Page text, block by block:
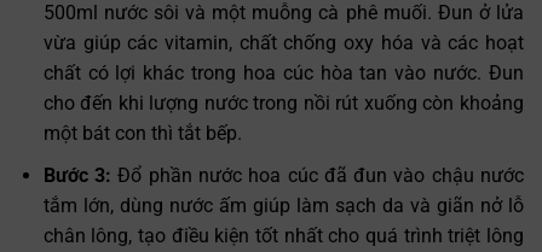
500ml nước sôi và một muỗng cà phê muối. Đun ở lửa
vừa giúp các vitamin, chất chống oxy hóa và các hoạt
chất có lợi khác trong hoa cúc hòa tan vào nước. Đun
cho đến khi lượng nước trong nồi rút xuống còn khoảng
một bát con thì tắt bếp.
Bước 3:Đổ phần nước hoa cúc đã đun vào chậu nước
tắm lớn, dùng nước ấm giúp làm sạch da và giãn nở lỗ
chân lông, tạo điều kiện tốt nhất cho quá trình triệt lông